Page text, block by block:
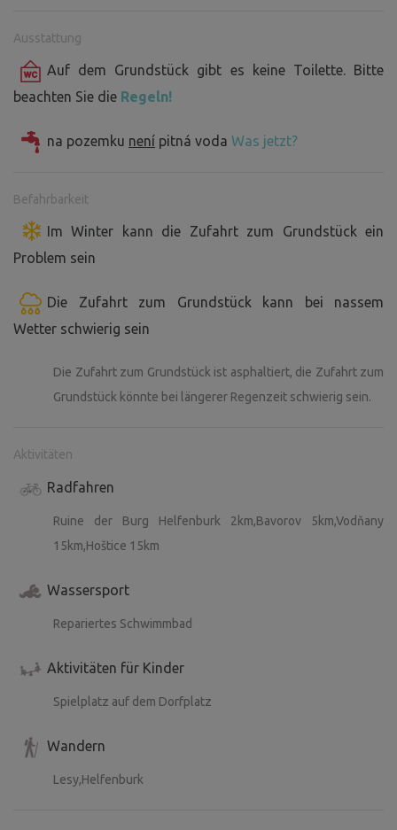
Ausstattung
Auf dem Grundstück gibt es keine Toilette. Bitte
beachten Sie die Regeln!
na pozemku není pitná voda Was jetzt?
Befahrbarkeit
Im Winter kann die Zufahrt zum Grundstück ein
Problem sein
Die Zufahrt zum Grundstück kann bei nassem
Wetter schwierig sein
Die Zufahrt zum Grundstück ist asphaltiert, die Zufahrt zum
Grundstück könnte bei längerer Regenzeit schwierig sein.
Aktivitäten
Radfahren
Ruine der Burg Helfenburk 2km,Bavorov 5km,Vodňany
15km,Hoštice 15km
Wassersport
Repariertes Schwimmbad
Aktivitäten für Kinder
Spielplatz auf dem Dorfplatz
Wandern
Lesy,Helfenburk